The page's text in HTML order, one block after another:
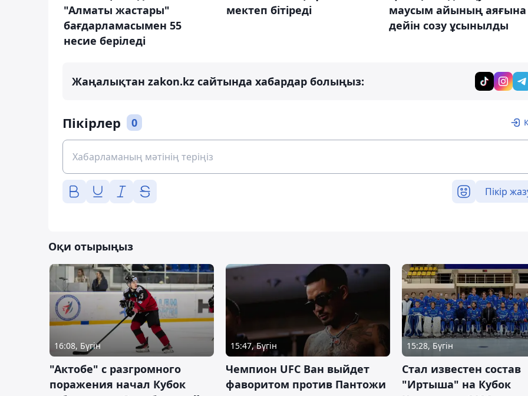
"Алматы жастары"
бағдарламасымен 55
несие беріледі
мектеп бітіреді
маусым айының аяғына
дейін созу ұсынылды
Жаңалықтан zakon.kz сайтында хабардар болыңыз:
Пікірлер 0
Пікір
Оқи отырыңыз
16:08, Бүгін
"Актобе" с разгромного
поражения начал Кубок
15:47, Бүгін
Чемпион UFC Ван выйдет
фаворитом против Пантожи
15:28, Бүгін
Стал известен состав
"Иртыша" на Кубок